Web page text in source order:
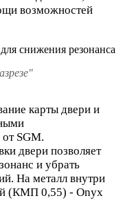
возможностей
карты двери и
SGM.
двери позволяет
и убрать
На металл внутри
(КМП 0,55) - Onyx